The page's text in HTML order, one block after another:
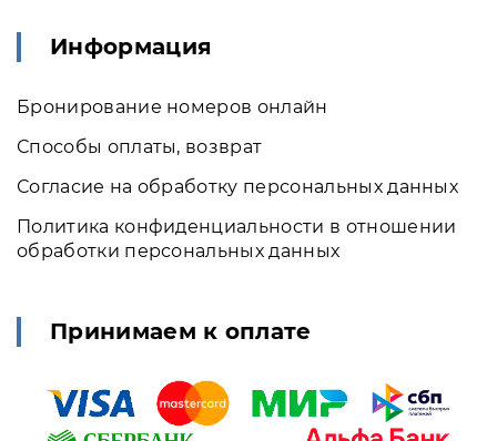
Информация
Бронирование номеров онлайн
Способы оплаты, возврат
Согласие на обработку персональных данных
Политика конфиденциальности в отношении
обработки персональных данных
Принимаем к оплате